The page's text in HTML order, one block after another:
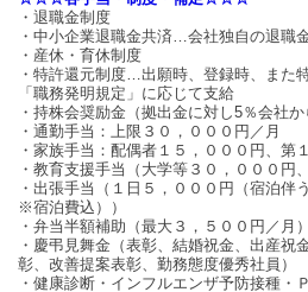
・退職金制度
・中小企業退職金共済…会社独自の退職
・産休・育休制度
・特許還元制度…出願時、登録時、また
「職務発明規定」に応じて支給
・持株会奨励金（拠出金に対し5％会社か
・通勤手当：上限３０，０００円／月
・家族手当：配偶者１５，０００円、第
・教育支援手当（大学等３０，０００円
・出張手当（１日５，０００円（宿泊伴
※宿泊費込））
・弁当半額補助（最大３，５００円／月）
・慶弔見舞金（表彰、結婚祝金、出産祝
彰、改善提案表彰、勤務態度優秀社員）
・健康診断・インフルエンザ予防接種・